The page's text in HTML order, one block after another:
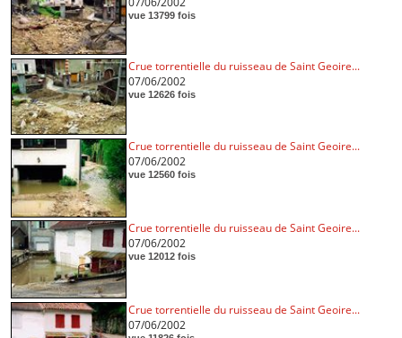
vue 13799 fois
Crue torrentielle du ruisseau de Saint Geoire...
07/06/2002
vue 12626 fois
Crue torrentielle du ruisseau de Saint Geoire...
07/06/2002
vue 12560 fois
Crue torrentielle du ruisseau de Saint Geoire...
07/06/2002
vue 12012 fois
Crue torrentielle du ruisseau de Saint Geoire...
07/06/2002